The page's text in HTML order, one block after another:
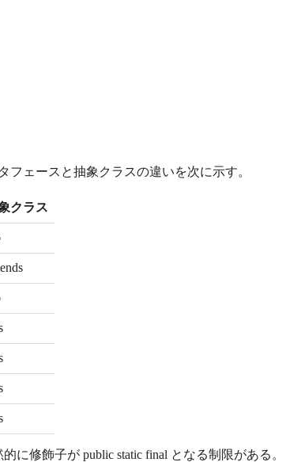
フェースと抽象クラスの違いを次に示す。
クラス
修飾子が public static final となる制限がある。